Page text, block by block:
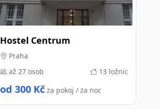
Hostel Centrum
Praha
až 27 osob
13 ložnic
od 300 Kč za pokoj / za noc